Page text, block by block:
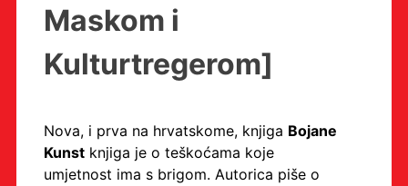
Maskom i
Kulturtregerom]
Nova, i prva na hrvatskome, knjiga Bojane
Kunst knjiga je o teškoćama koje
umjetnost ima s brigom. Autorica piše o